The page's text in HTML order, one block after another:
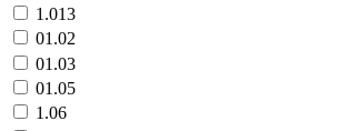
1.013
01.02
01.03
01.05
1.06